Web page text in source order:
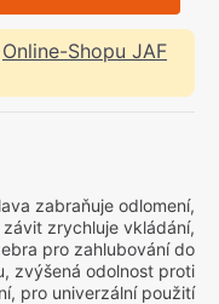
Online-Shopu JAF
zabraňuje odlomení,
zrychluje vkládání,
pro zahlubování do
zvýšená odolnost proti
pro univerzální použití